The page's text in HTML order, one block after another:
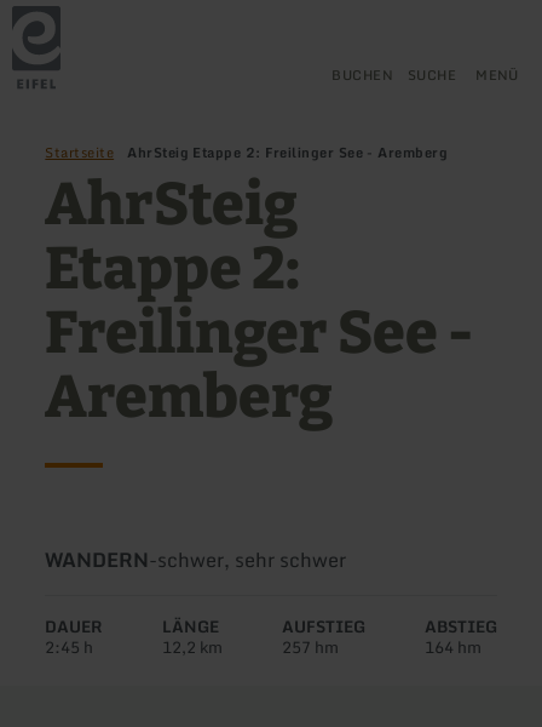
Zurück
zur
Startseite
BUCHEN SUCHE MENÜ
Startseite AhrSteig Etappe 2: Freilinger See - Aremberg
AhrSteig
Etappe 2:
Freilinger See -
Aremberg
Art
Tour:
WANDERN-Schwierigkeit:
schwer, sehr schwer
DAUER
2:45 h
LÄNGE
12,2 km
AUFSTIEG
257 hm
ABSTIEG
164 hm